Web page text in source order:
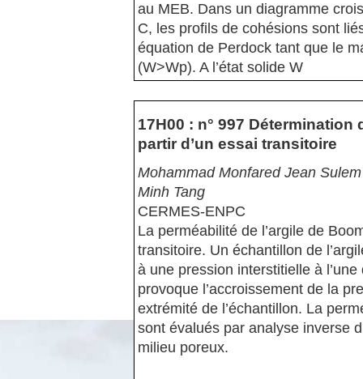
au MEB. Dans un diagramme
C, les profils de cohésions sont
équation de Perdock tant que le
(W>Wp). A l’état solide W
17H00 : n° 997 Détermination
partir d’un essai transitoire
Mohammad Monfared Jean
Minh Tang
CERMES-ENPC
La perméabilité de l’argile de
transitoire. Un échantillon de
à une pression interstitielle à
provoque l’accroissement de la
extrémité de l’échantillon. La
sont évalués par analyse inverse
milieu poreux.